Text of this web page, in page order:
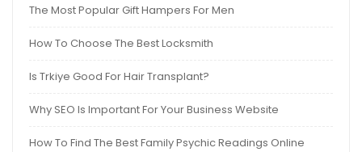
The Most Popular Gift Hampers For Men
How To Choose The Best Locksmith
Is Trkiye Good For Hair Transplant?
Why SEO Is Important For Your Business Website
How To Find The Best Family Psychic Readings Online